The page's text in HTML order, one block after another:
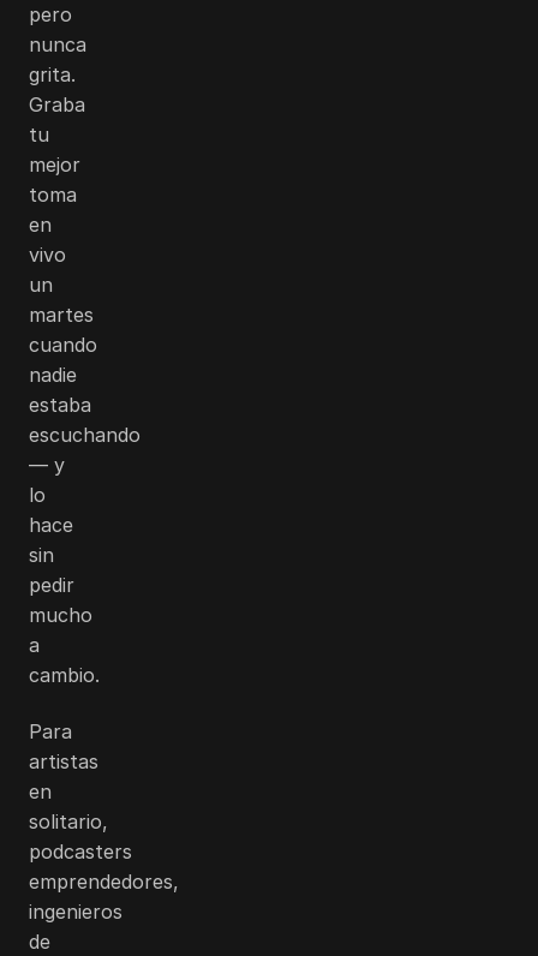
pero
nunca
grita.
Graba
tu
mejor
toma
en
vivo
un
martes
cuando
nadie
estaba
escuchando
— y
lo
hace
sin
pedir
mucho
a
cambio.
Para
artistas
en
solitario,
podcasters
emprendedores,
ingenieros
de